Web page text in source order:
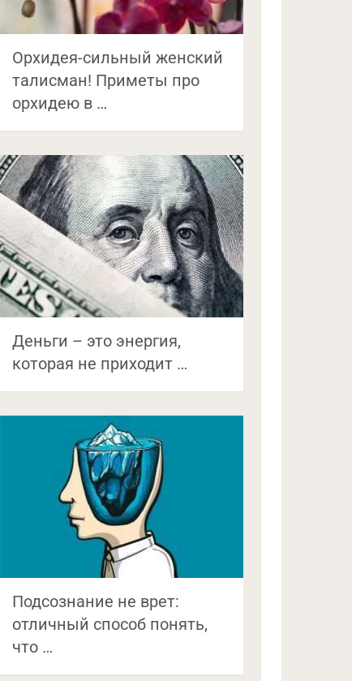
Орхидея-сильный женский
талисман! Приметы про
орхидею в …
Деньги – это энергия,
которая не приходит …
Подсознание не врет:
отличный способ понять,
что …